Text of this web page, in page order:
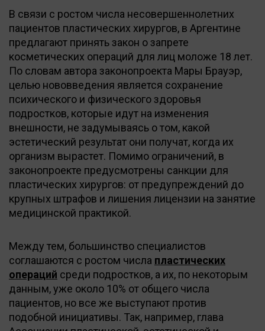
В связи с ростом числа несовершеннолетних
пациентов пластических хирургов, в Аргентине
предлагают принять закон о запрете
косметических операций для лиц моложе 18 лет.
По словам автора законопроекта Мары Брауэр,
целью нововведения является сохранение
психического и физического здоровья
подростков, которые идут на изменения
внешности, не задумываясь о том, какой
эстетический результат они получат, когда их
организм вырастет. Помимо ограничений, в
законопроекте предусмотрены санкции для
пластических хирургов: от предупреждений до
крупных штрафов и лишения лицензии на занятие
медицинской практикой.
Между тем, большинство специалистов
соглашаются с ростом числа пластических
операций среди подростков, а их, по некоторым
данным, уже около 10% от общего числа
пациентов, но все же выступают против
подобной инициативы. Так, например, глава